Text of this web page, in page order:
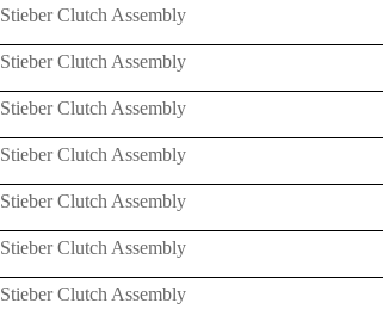
Stieber Clutch Assembly
Stieber Clutch Assembly
Stieber Clutch Assembly
Stieber Clutch Assembly
Stieber Clutch Assembly
Stieber Clutch Assembly
Stieber Clutch Assembly